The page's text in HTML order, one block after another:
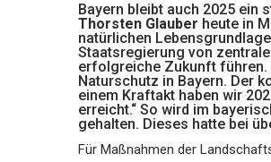
Bayern bleibt auch 2025 ein
Thorsten Glauber heute in
natürlichen
Staatsregierung von
erfolgreiche Zukunft führen.
Naturschutz in Bayern. Der
einem Kraftakt haben wir
erreicht.“ So wird im
gehalten. Dieses hatte bei
Für Maßnahmen der